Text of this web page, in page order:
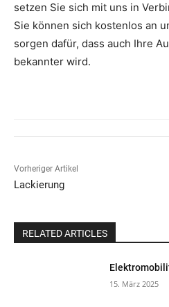
setzen Sie sich mit uns in
Sie können sich kostenlos an
sorgen dafür, dass auch Ihre
bekannter wird.
Vorheriger Artikel
Lackierung
RELATED ARTICLES
15. März 2025